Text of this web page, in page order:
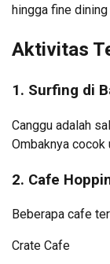
hingga fine
Aktivitas
1. Surfing di
Canggu adalah
Ombaknya cocok
2. Cafe
Beberapa cafe
Crate Cafe